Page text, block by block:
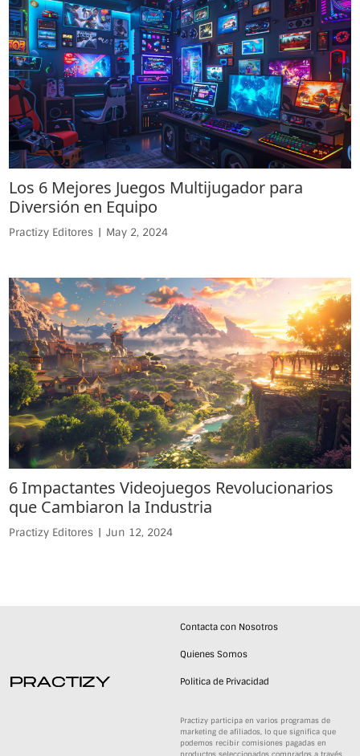
Los 6 Mejores Juegos Multijugador para
Diversión en Equipo
Practizy Editores | May 2, 2024
6 Impactantes Videojuegos Revolucionarios
que Cambiaron la Industria
Practizy Editores | Jun 12, 2024
Contacta con Nosotros
Quienes Somos
Politica de Privacidad
Practizy participa en varios programas de
marketing de afiliados, lo que significa que
podemos recibir comisiones pagadas en